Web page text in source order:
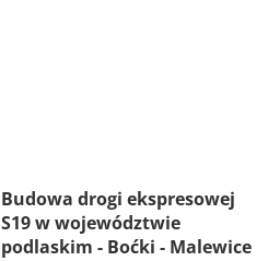
Budowa drogi ekspresowej
S19 w województwie
podlaskim - Boćki - Malewice